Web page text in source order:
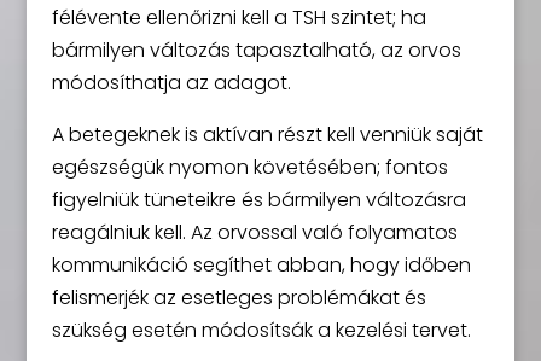
félévente ellenőrizni kell a TSH szintet; ha
bármilyen változás tapasztalható, az orvos
módosíthatja az adagot.
A betegeknek is aktívan részt kell venniük saját
egészségük nyomon követésében; fontos
figyelniük tüneteikre és bármilyen változásra
reagálniuk kell. Az orvossal való folyamatos
kommunikáció segíthet abban, hogy időben
felismerjék az esetleges problémákat és
szükség esetén módosítsák a kezelési tervet.